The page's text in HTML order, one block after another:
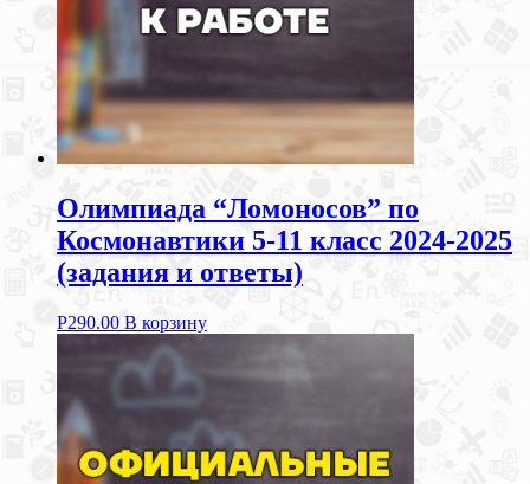
Олимпиада “Ломоносов” по
Космонавтики 5-11 класс 2024-2025
(задания и ответы)
Р290.00 В корзину